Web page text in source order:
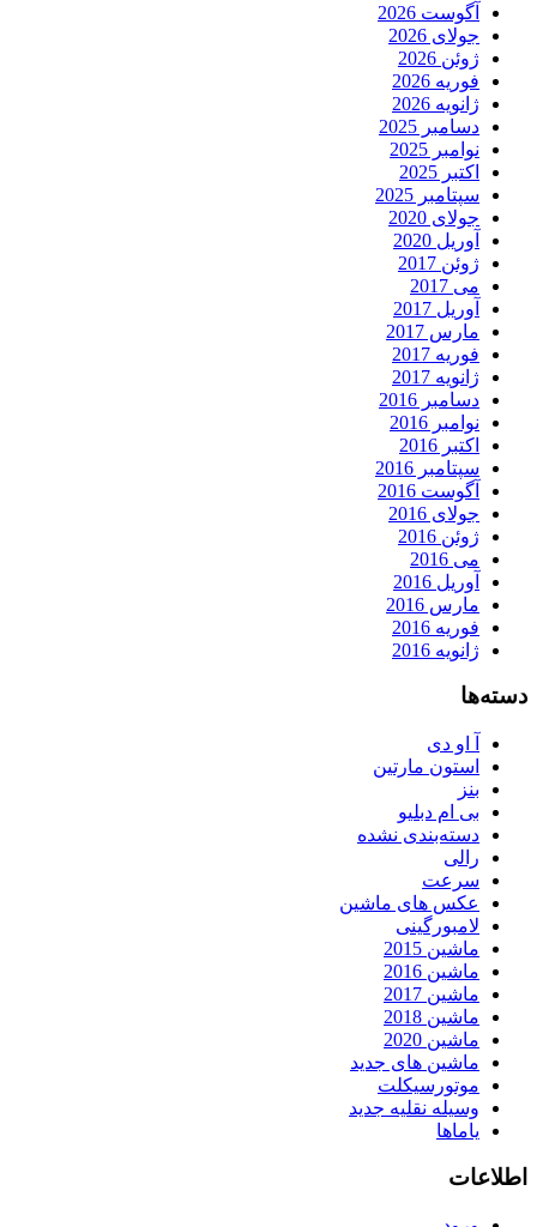
آگوست 2026
جولای 2026
ژوئن 2026
فوریه 2026
ژانویه 2026
دسامبر 2025
نوامبر 2025
اکتبر 2025
سپتامبر 2025
جولای 2020
آوریل 2020
ژوئن 2017
می 2017
آوریل 2017
مارس 2017
فوریه 2017
ژانویه 2017
دسامبر 2016
نوامبر 2016
اکتبر 2016
سپتامبر 2016
آگوست 2016
جولای 2016
ژوئن 2016
می 2016
آوریل 2016
مارس 2016
فوریه 2016
ژانویه 2016
دسته‌ها
آ او دی
استون مارتین
بنز
بی ام دبلیو
دسته‌بندی نشده
رالی
سرعت
عکس های ماشین
لامبورگینی
ماشین 2015
ماشین 2016
ماشین 2017
ماشین 2018
ماشین 2020
ماشین های جدید
موتورسیکلت
وسیله نقلیه جدید
یاماها
اطلاعات